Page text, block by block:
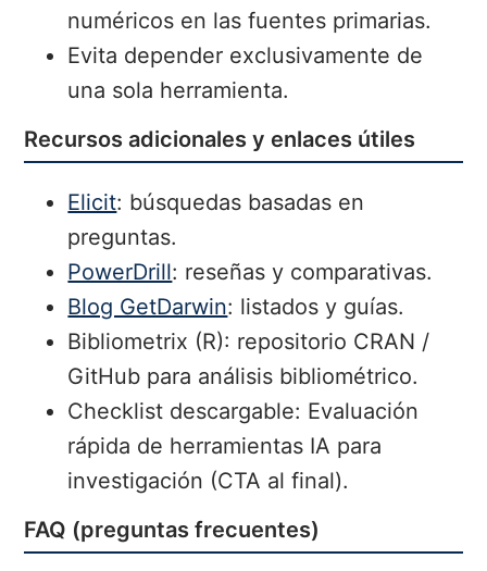
numéricos en las fuentes primarias.
Evita depender exclusivamente de
una sola herramienta.
Recursos adicionales y enlaces útiles
Elicit: búsquedas basadas en
preguntas.
PowerDrill: reseñas y comparativas.
Blog GetDarwin: listados y guías.
Bibliometrix (R): repositorio CRAN /
GitHub para análisis bibliométrico.
Checklist descargable: Evaluación
rápida de herramientas IA para
investigación (CTA al final).
FAQ (preguntas frecuentes)